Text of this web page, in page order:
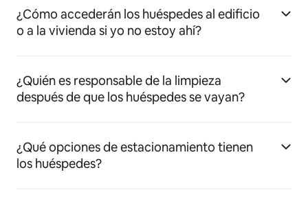
¿Cómo accederán los huéspedes al edificio
o a la vivienda si yo no estoy ahí?
¿Quién es responsable de la limpieza
después de que los huéspedes se vayan?
¿Qué opciones de estacionamiento tienen
los huéspedes?